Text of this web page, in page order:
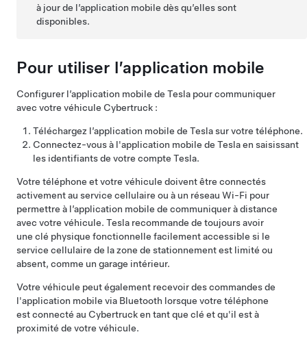
à jour de l’application mobile dès qu’elles sont
disponibles.
Pour utiliser l’application mobile
Configurer l’application mobile de Tesla pour communiquer
avec votre véhicule Cybertruck :
Téléchargez l’application mobile de Tesla sur votre téléphone.
Connectez-vous à l'application mobile de Tesla en saisissant
les identifiants de votre compte Tesla.
Votre téléphone et votre véhicule doivent être connectés
activement au service cellulaire ou à un réseau Wi-Fi pour
permettre à l’application mobile de communiquer à distance
avec votre véhicule. Tesla recommande de toujours avoir
une clé physique fonctionnelle facilement accessible si le
service cellulaire de la zone de stationnement est limité ou
absent, comme un garage intérieur.
Votre véhicule peut également recevoir des commandes de
l'application mobile via Bluetooth lorsque votre téléphone
est connecté au Cybertrucken tant que clé et qu'il est à
proximité de votre véhicule.